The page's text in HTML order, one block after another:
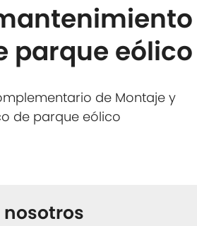
parque eólico
de Montaje y
de parque eólico